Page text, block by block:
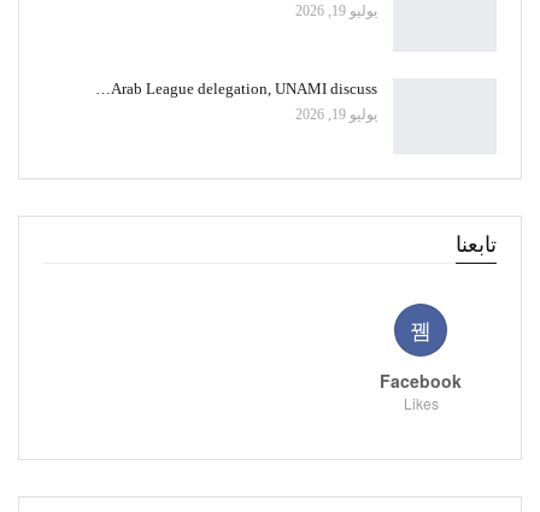
يوليو 19, 2026
Arab League delegation, UNAMI discuss…
يوليو 19, 2026
تابعنا
Facebook
Likes